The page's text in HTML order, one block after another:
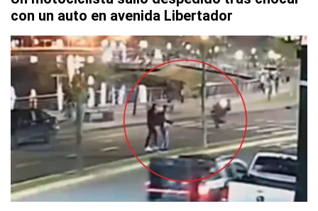
con un auto en avenida Libertador